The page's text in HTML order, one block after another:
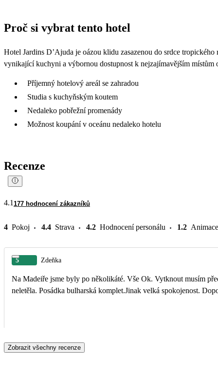
Proč si vybrat tento hotel
Hotel Jardins D’Ajuda je oázou klidu zasazenou do srdce
vynikající kuchyni a výbornou dostupnost k nejzajímavějším
Příjemný hotelový areál se zahradou
Studia s kuchyňským koutem
Nedaleko pobřežní promenády
Možnost koupání v oceánu nedaleko hotelu
Recenze
4.1 177 hodnocení zákazníků
4 Pokoj 4.4 Strava 4.2 Hodnocení personálu 1.2 Animace
5 Zdeňka
Na Madeiře jsme byly po několikáté. Vše Ok. Vytknout musím
neletěla. Posádka bulharská komplet.Jinak velká spokojenost.
Zobrazit všechny recenze